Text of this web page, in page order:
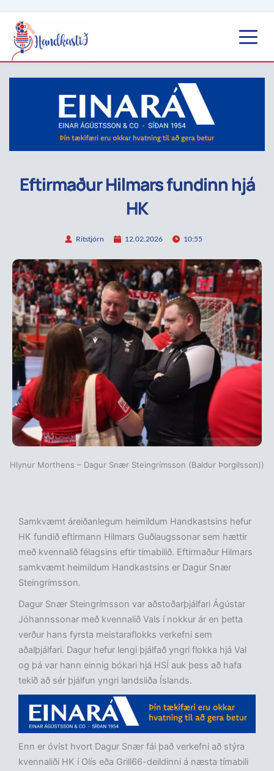
Eftirmaður Hilmars fundinn hjá
HK
Ritstjórn 12.02.2026 10:55
Hlynur Morthens – Dagur Snær Steingrímsson (Baldur Þorgilsson))
Samkvæmt áreiðanlegum heimildum Handkastsins hefur
HK fundið eftirmann Hilmars Guðlaugssonar sem hættir
með kvennalið félagsins eftir tímabilið. Eftirmaður Hilmars
samkvæmt heimildum Handkastsins er Dagur Snær
Steingrímsson.
Dagur Snær Steingrímsson var aðstoðarþjálfari Ágústar
Jóhannssonar með kvennalið Vals í nokkur ár en þetta
verður hans fyrsta meistaraflokks verkefni sem
aðalþjálfari. Dagur hefur lengi þjálfað yngri flokka hjá Val
og þá var hann einnig bókari hjá HSÍ auk þess að hafa
tekið að sér þjálfun yngri landsliða Íslands.
Enn er óvíst hvort Dagur Snær fái það verkefni að stýra
kvennaliði HK í Olís eða Grill66-deildinni á næsta tímabili